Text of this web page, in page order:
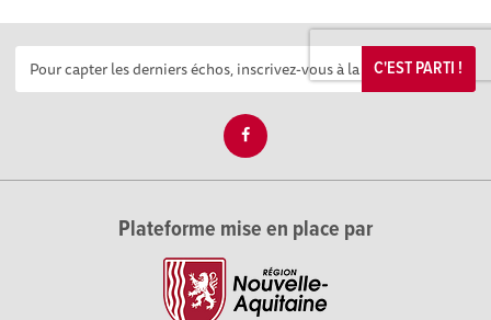
C'EST PARTI !
Plateforme mise en place par